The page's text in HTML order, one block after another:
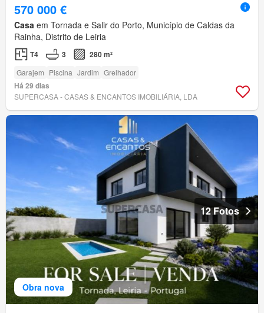
570 000 €
Casa em Tornada e Salir do Porto, Município de Caldas da
Rainha, Distrito de Leiria
T4 3 280 m²
Garajem Piscina Jardim Grelhador
Há 29 dias
SUPERCASA - CASAS & ENCANTOS IMOBILIÁRIA, LDA
Obra nova
12 Fotos